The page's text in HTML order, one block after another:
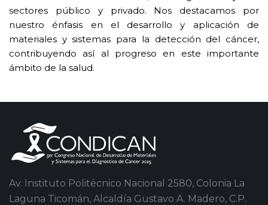
sectores público y privado. Nos destacamos por
nuestro énfasis en el desarrollo y aplicación de
materiales y sistemas para la detección del cáncer,
contribuyendo así al progreso en este importante
ámbito de la salud.
Av. Instituto Politécnico Nacional 2580, Colonia La
Laguna Ticomán, Alcaldía Gustavo A. Madero, C.P.